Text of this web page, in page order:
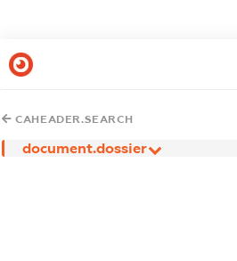
CAHEADER.SEARCH
document.dossier